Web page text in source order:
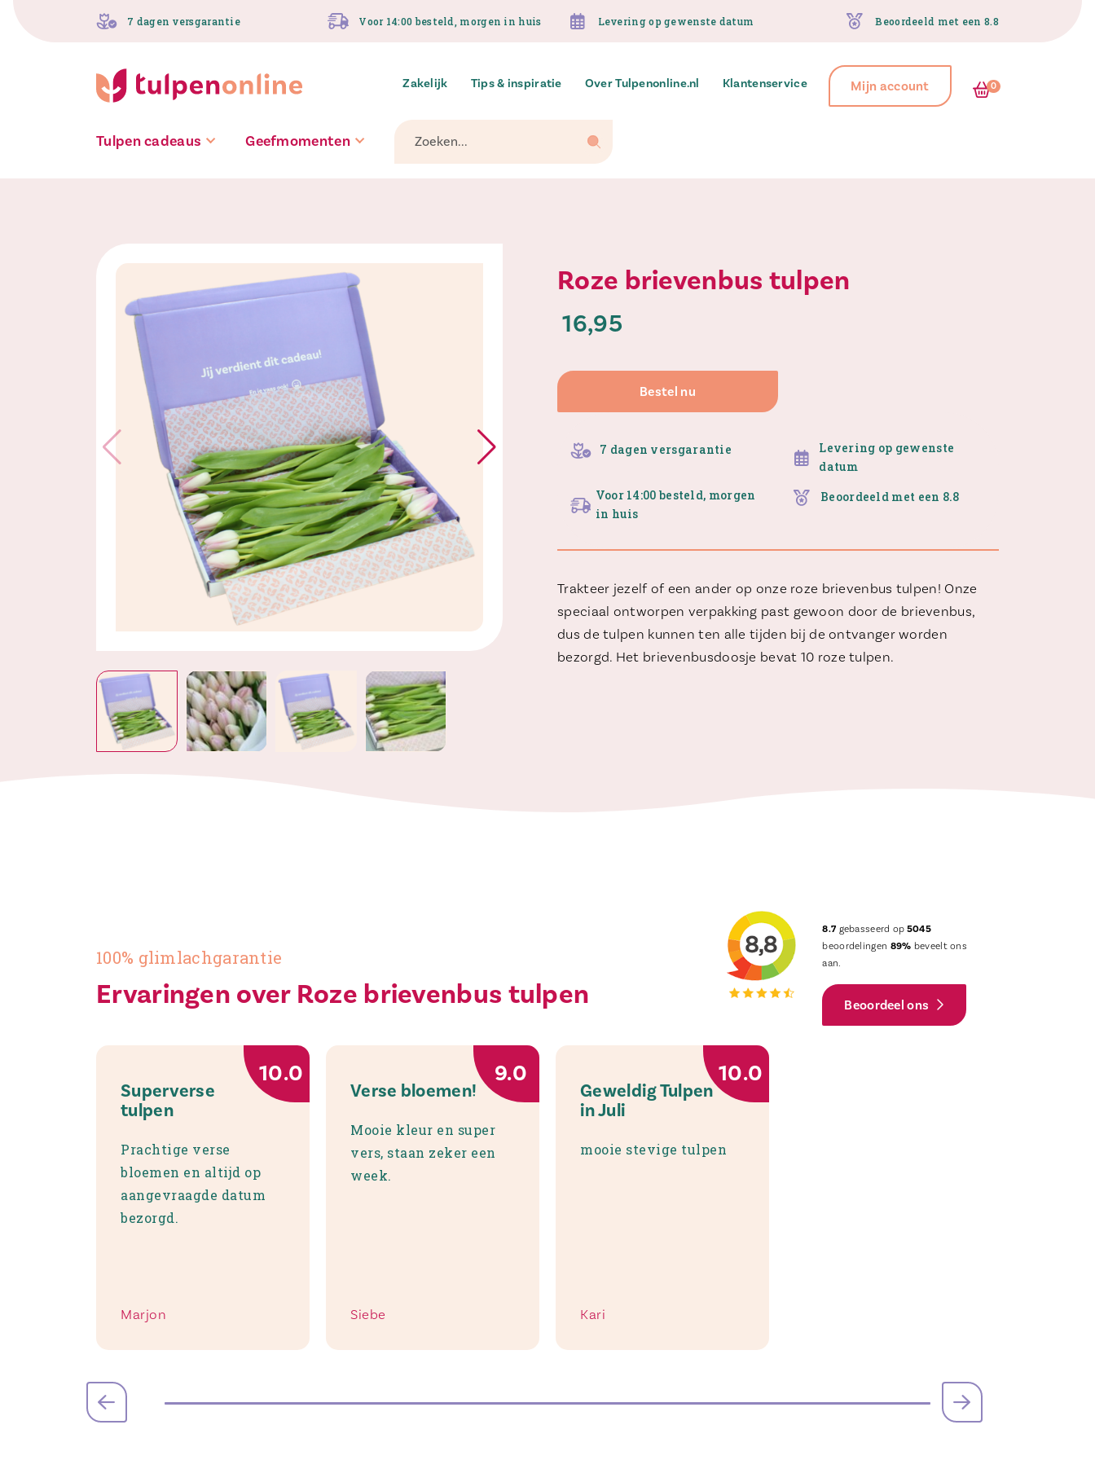
7 dagen versgarantie Voor 14:00 besteld, morgen in huis Levering op gewenste datum Beoordeeld met een 8.8
Zakelijk Tips & inspiratie Over Tulpenonline.nl Klantenservice Mijn account 0
Tulpen cadeaus Geefmomenten
Roze brievenbus tulpen
16,95
Bestel nu
7 dagen versgarantie
Levering op gewenste
datum
Voor 14:00 besteld, morgen
in huis
Beoordeeld met een 8.8
Trakteer jezelf of een ander op onze roze brievenbus tulpen! Onze
speciaal ontworpen verpakking past gewoon door de brievenbus,
dus de tulpen kunnen ten alle tijden bij de ontvanger worden
bezorgd. Het brievenbusdoosje bevat 10 roze tulpen.
100% glimlachgarantie
Ervaringen over Roze brievenbus tulpen
8.7 gebasseerd op 5045
beoordelingen 89% beveelt ons
aan.
Beoordeel ons
10.0
Superverse
tulpen
Prachtige verse
bloemen en altijd op
aangevraagde datum
bezorgd.
Marjon
9.0
Verse bloemen!
Mooie kleur en super
vers, staan zeker een
week.
Siebe
10.0
Geweldig Tulpen
in Juli
mooie stevige tulpen
Kari